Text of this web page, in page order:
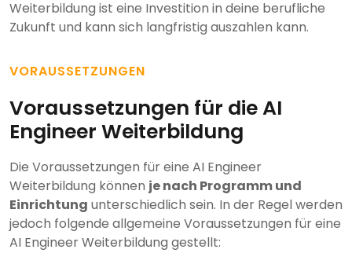
Weiterbildung ist eine Investition in deine berufliche
Zukunft und kann sich langfristig auszahlen kann.
VORAUSSETZUNGEN
Voraussetzungen für die AI
Engineer Weiterbildung
Die Voraussetzungen für eine AI Engineer
Weiterbildung können je nach Programm und
Einrichtung unterschiedlich sein. In der Regel werden
jedoch folgende allgemeine Voraussetzungen für eine
AI Engineer Weiterbildung gestellt: